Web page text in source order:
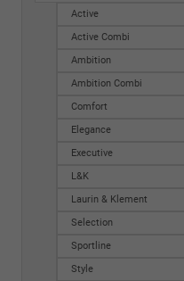
Active
Active Combi
Ambition
Ambition Combi
Comfort
Elegance
Executive
L&K
Laurin & Klement
Selection
Sportline
Style